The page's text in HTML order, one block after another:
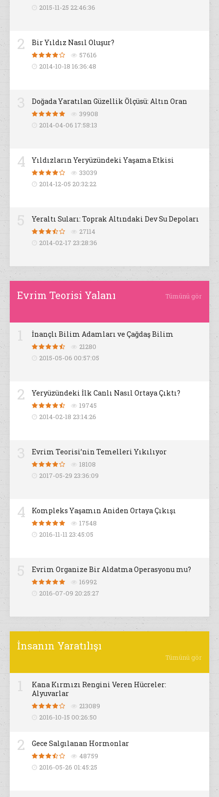
2015-11-25 22:46:36
2 Bir Yıldız Nasıl Oluşur?
57616
2014-10-18 16:36:48
Doğada Yaratılan Güzellik Ölçüsü: Altın Oran
39908
2014-04-06 17:58:13
4 Yıldızların Yeryüzündeki Yaşama Etkisi
33039
2014-12-05 20:32:22
Yeraltı Suları: Toprak Altındaki Dev Su Depoları
27114
2014-02-17 23:28:36
Evrim Teorisi Yalanı Tümünü gör
İnançlı Bilim Adamları ve Çağdaş Bilim
21280
2015-05-06 00:57:05
2 Yeryüzündeki İlk Canlı Nasıl Ortaya Çıktı?
19745
2014-02-18 23:14:26
Evrim Teorisi’nin Temelleri Yıkılıyor
18108
2017-05-29 23:36:09
4 Kompleks Yaşamın Aniden Ortaya Çıkışı
17548
2016-11-11 23:45:05
Evrim Organize Bir Aldatma Operasyonu mu?
16992
2016-07-09 20:25:27
İnsanın Yaratılışı
Tümünü gör
Kana Kırmızı Rengini Veren Hücreler:
Alyuvarlar
213089
2016-10-15 00:26:50
2 Gece Salgılanan Hormonlar
48759
2016-05-26 01:45:25